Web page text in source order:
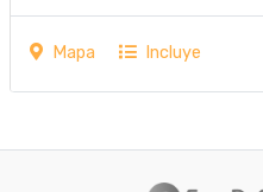
Mapa Incluye